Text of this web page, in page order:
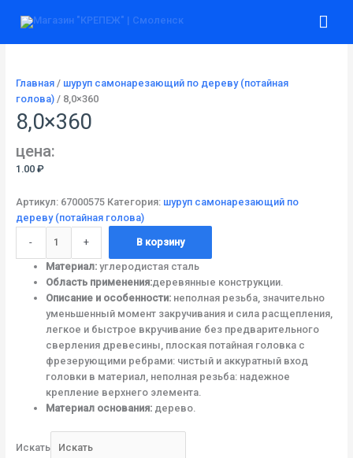
Главная/ шуруп самонарезающий по дереву (потайная
голова)/ 8,0×360
8,0×360
цена:
1.00 ₽
Артикул: 67000575 Категория: шуруп самонарезающий по
дереву (потайная голова)
-
товара
+ В корзину
Материал:углеродистая сталь
Область применения:деревянные конструкции.
Описание и особенности:неполная резьба, значительно
уменьшенный момент закручивания и сила расщепления,
легкое и быстрое вкручивание без предварительного
сверления древесины, плоская потайная головка с
фрезерующими ребрами: чистый и аккуратный вход
головки в материал, неполная резьба: надежное
крепление верхнего элемента.
Материал основания:дерево.
Искать